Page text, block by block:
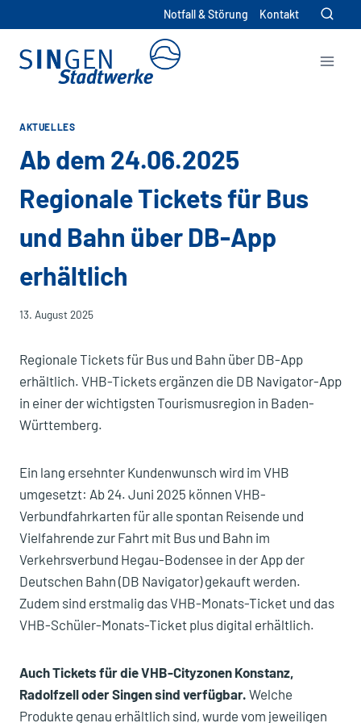
Inhalt
springen
Notfall & Störung Kontakt
AKTUELLES
Ab dem 24.06.2025
Regionale Tickets für Bus
und Bahn über DB-App
erhältlich
13. August 2025
Regionale Tickets für Bus und Bahn über DB-App
erhältlich. VHB-Tickets ergänzen die DB Navigator-App
in einer der wichtigsten Tourismusregion in Baden-
Württemberg.
Ein lang ersehnter Kundenwunsch wird im VHB
umgesetzt: Ab 24. Juni 2025 können VHB-
Verbundfahrkarten für alle spontan Reisende und
Vielfahrende zur Fahrt mit Bus und Bahn im
Verkehrsverbund Hegau-Bodensee in der App der
Deutschen Bahn (DB Navigator) gekauft werden.
Zudem sind erstmalig das VHB-Monats-Ticket und das
VHB-Schüler-Monats-Ticket plus digital erhältlich.
Auch Tickets für die VHB-Cityzonen Konstanz,
Radolfzell oder Singen sind verfügbar. Welche
Produkte genau erhältlich sind, wurde vom jeweiligen